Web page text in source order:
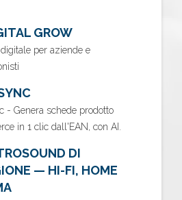
GROW
per aziende e
- Genera schede prodotto
in 1 clic dall'EAN, con AI.
DI
— HI-FI, HOME